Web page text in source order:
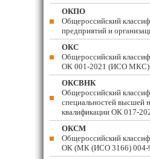
ОКПО
Общероссийский
предприятий и
ОКС
Общероссийский
ОК 001-2021 (ИСО МКС)
ОКСВНК
Общероссийский
специальностей высшей
квалификации ОК 017-
ОКСМ
Общероссийский
ОК (МК (ИСО 3166) 004-